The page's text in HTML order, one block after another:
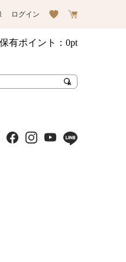
ログイン
有ポイント： 0pt